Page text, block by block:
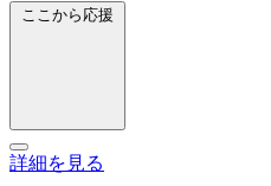
ここから応援
詳細を見る